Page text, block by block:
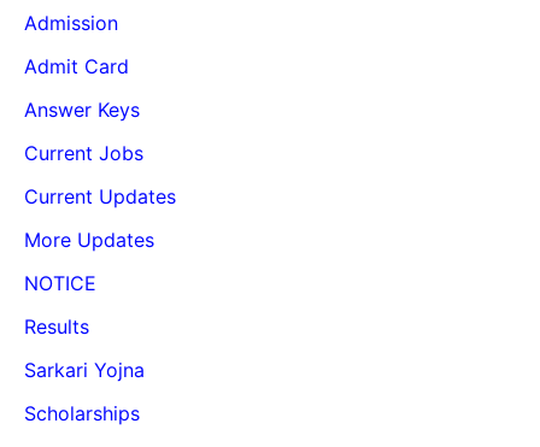
Admission
Admit Card
Answer Keys
Current Jobs
Current Updates
More Updates
NOTICE
Results
Sarkari Yojna
Scholarships